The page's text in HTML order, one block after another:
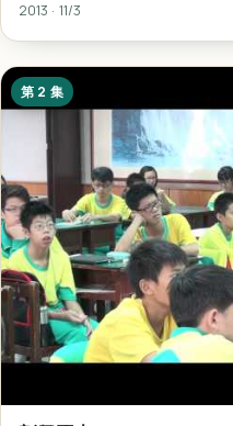
2013 · 11/3
第 2 集